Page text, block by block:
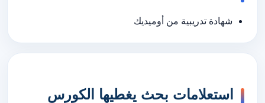
شهادة تدريبية من أوميديك
استعلامات بحث يغطيها الكورس